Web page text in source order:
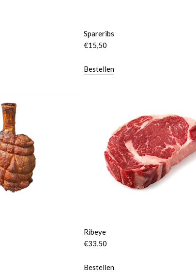
Spareribs
€15,50
Bestellen
Ribeye
€33,50
Bestellen